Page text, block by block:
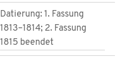
Datierung: 1. Fassung
1813–1814; 2. Fassung
1815 beendet